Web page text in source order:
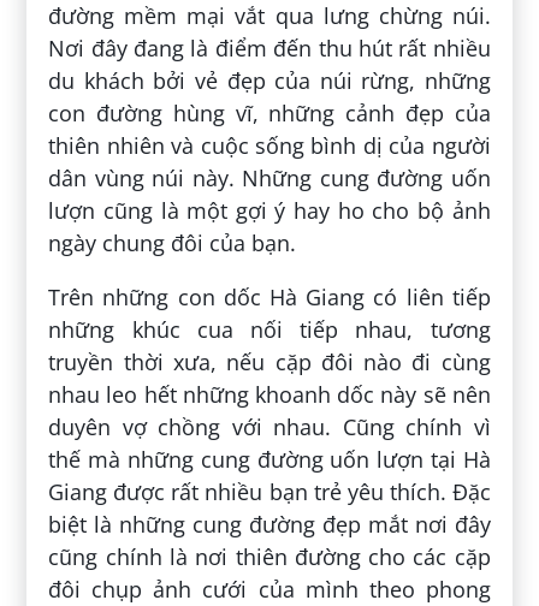
đường mềm mại vắt qua lưng chừng núi.
Nơi đây đang là điểm đến thu hút rất nhiều
du khách bởi vẻ đẹp của núi rừng, những
con đường hùng vĩ, những cảnh đẹp của
thiên nhiên và cuộc sống bình dị của người
dân vùng núi này. Những cung đường uốn
lượn cũng là một gợi ý hay ho cho bộ ảnh
ngày chung đôi của bạn.
Trên những con dốc Hà Giang có liên tiếp
những khúc cua nối tiếp nhau, tương
truyền thời xưa, nếu cặp đôi nào đi cùng
nhau leo hết những khoanh dốc này sẽ nên
duyên vợ chồng với nhau. Cũng chính vì
thế mà những cung đường uốn lượn tại Hà
Giang được rất nhiều bạn trẻ yêu thích. Đặc
biệt là những cung đường đẹp mắt nơi đây
cũng chính là nơi thiên đường cho các cặp
đôi chụp ảnh cưới của mình theo phong